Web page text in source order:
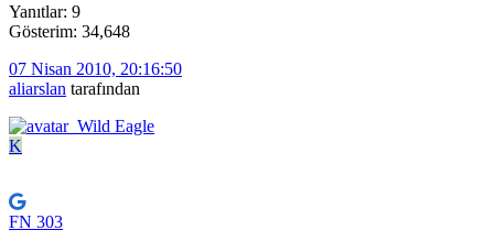
Yanıtlar: 9
Gösterim: 34,648
07 Nisan 2010, 20:16:50
aliarslan tarafından
K
FN 303